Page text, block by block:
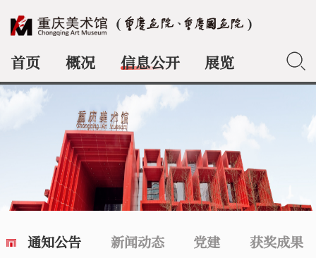
首页 概况 信息公开 展览 典藏
通知公告 新闻动态 党建 获奖成果